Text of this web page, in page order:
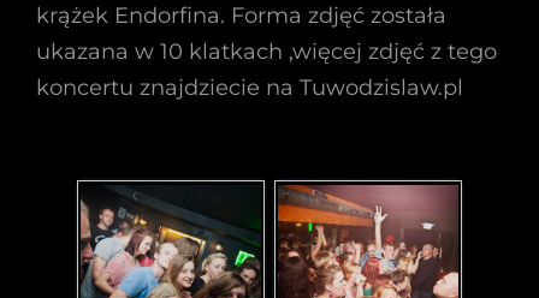
krążek Endorfina. Forma zdjęć została
ukazana w 10 klatkach ,więcej zdjęć z tego
koncertu znajdziecie na Tuwodzislaw.pl